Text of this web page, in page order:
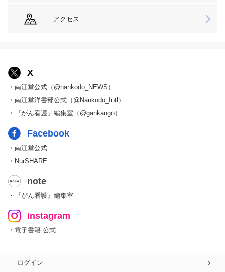
アクセス
X
・南江堂公式（@nankodo_NEWS）
・南江堂洋書部公式（@Nankodo_Intl）
・『がん看護』編集室（@gankango）
Facebook
・南江堂公式
・NurSHARE
note
・『がん看護』編集室
Instagram
・電子書籍 公式
ログイン